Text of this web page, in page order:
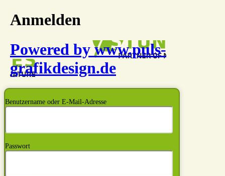
Anmelden
Powered by www.puls-
grafikdesign.de
Benutzername oder E-Mail-Adresse
Passwort